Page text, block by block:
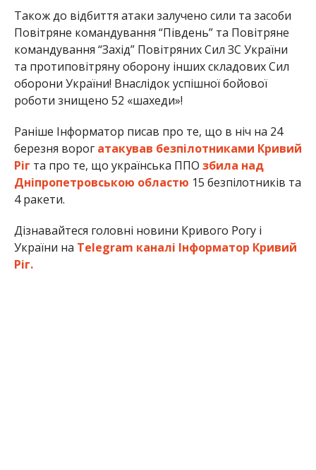
Також до відбиття атаки залучено сили та засоби
Повітряне командування “Південь” та Повітряне
командування “Захід” Повітряних Сил ЗС України
та протиповітряну оборону інших складових Сил
оборони України! Внаслідок успішної бойової
роботи знищено 52 «шахеди»!
Раніше Інформатор писав про те, що в ніч на 24
березня ворог атакував безпілотниками Кривий
Ріг та про те, що українська ППО збила над
Дніпропетровською областю 15 безпілотників та
4 ракети.
Дізнавайтеся головні новини Кривого Рогу і
України на Telegram каналі Інформатор Кривий
Ріг.